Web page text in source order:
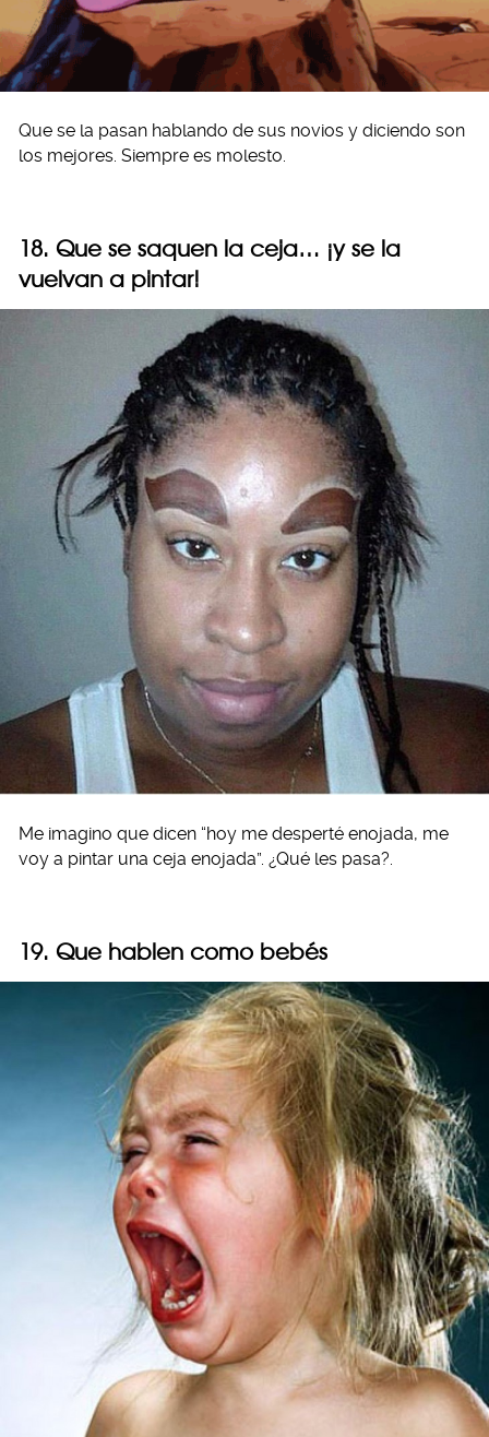
Que se la pasan hablando de sus novios y diciendo son
los mejores. Siempre es molesto.
18. Que se saquen la ceja… ¡y se la
vuelvan a pintar!
Me imagino que dicen “hoy me desperté enojada, me
voy a pintar una ceja enojada”. ¿Qué les pasa?.
19. Que hablen como bebés